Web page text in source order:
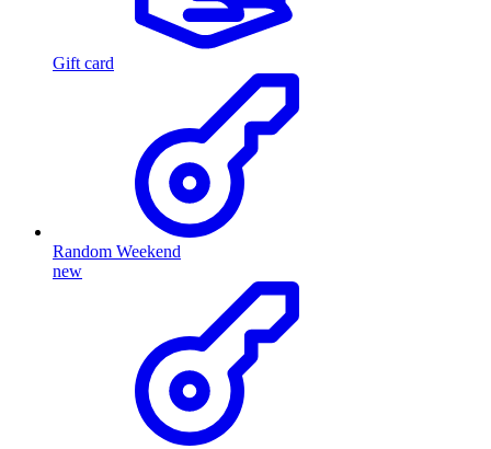
Gift card
Random Weekend
new